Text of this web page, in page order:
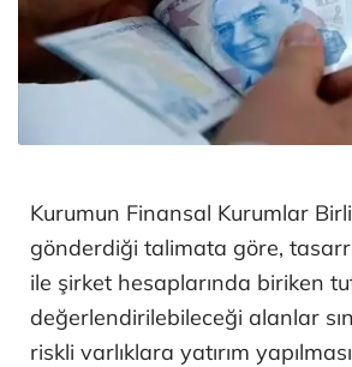
Kurumun Finansal Kurumlar
gönderdiği talimata göre,
ile şirket hesaplarında biriken
değerlendirilebileceği alanlar
riskli varlıklara yatırım